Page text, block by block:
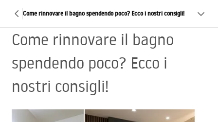
Come rinnovare il bagno spendendo poco? Ecco i nostri consigli!
Come rinnovare il bagno
spendendo poco? Ecco i
nostri consigli!